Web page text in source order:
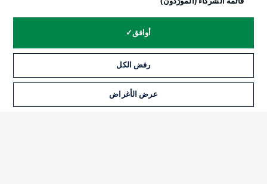
إدارة التفضيلات بيان الخصوصية
الوظائف
أوافق
رفض الكل
عرض الأغراض